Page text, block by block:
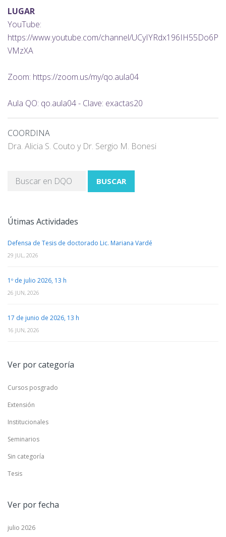
LUGAR
YouTube:
https://www.youtube.com/channel/UCyIYRdx196IH55Do6P
VMzXA
Zoom: https://zoom.us/my/qo.aula04
Aula QO: qo.aula04 - Clave: exactas20
COORDINA
Dra. Alicia S. Couto y Dr. Sergio M. Bonesi
BUSCAR
Útimas Actividades
Defensa de Tesis de doctorado Lic. Mariana Vardé
29 JUL, 2026
1º de julio 2026, 13 h
26 JUN, 2026
17 de junio de 2026, 13 h
16 JUN, 2026
Ver por categoría
Cursos posgrado
Extensión
Institucionales
Seminarios
Sin categoría
Tesis
Ver por fecha
julio 2026